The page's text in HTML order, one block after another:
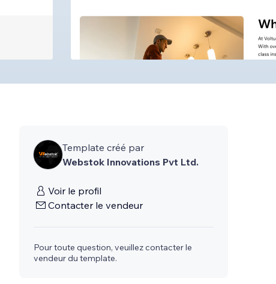
Template créé par
Webstok Innovations Pvt Ltd.
Voir le profil
Contacter le vendeur
Pour toute question, veuillez contacter le
vendeur du template.